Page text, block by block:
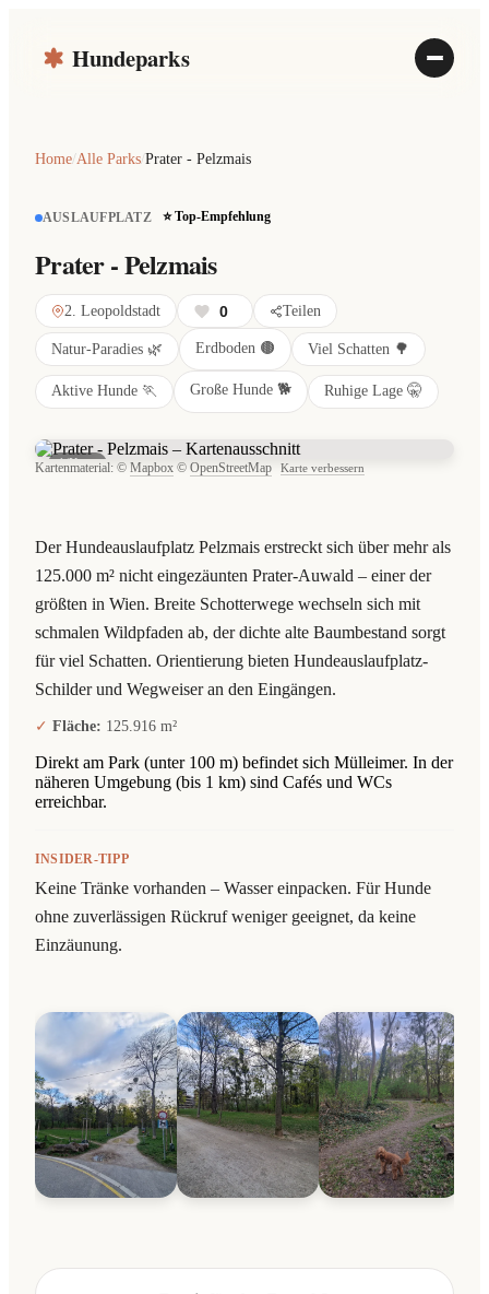
Hundeparks
Home/Alle Parks/Prater - Pelzmais
AUSLAUFPLATZ ⭐ Top-Empfehlung
Prater - Pelzmais
2. Leopoldstadt 0 Teilen
Natur-Paradies 🌿 Erdboden 🟤 Viel Schatten 🌳
Aktive Hunde 🏃 Große Hunde 🐕 Ruhige Lage 🤫
Der Hundeauslaufplatz Pelzmais erstreckt sich über mehr als
125.000 m² nicht eingezäunten Prater-Auwald – einer der
größten in Wien. Breite Schotterwege wechseln sich mit
schmalen Wildpfaden ab, der dichte alte Baumbestand sorgt
für viel Schatten. Orientierung bieten Hundeauslaufplatz-
Schilder und Wegweiser an den Eingängen.
Fläche: 125.916 m²
Direkt am Park (unter 100 m) befindet sich Mülleimer. In der
näheren Umgebung (bis 1 km) sind Cafés und WCs
erreichbar.
INSIDER-TIPP
Keine Tränke vorhanden – Wasser einpacken. Für Hunde
ohne zuverlässigen Rückruf weniger geeignet, da keine
Einzäunung.
Karte
Kartenmaterial: © Mapbox © OpenStreetMap Karte verbessern